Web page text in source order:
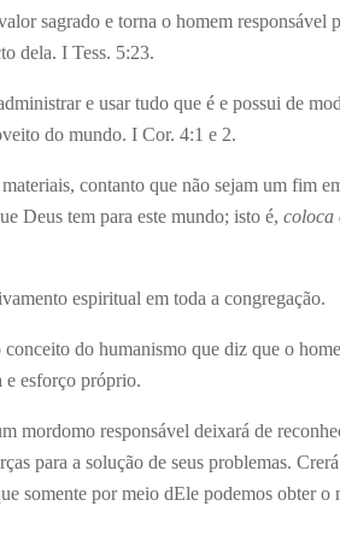
sagrado e torna o homem responsável
dela. I Tess. 5:23.
e usar tudo que é e possui de
do mundo. I Cor. 4:1 e 2.
contanto que não sejam um fim
Deus tem para este mundo; isto é, coloca
espiritual em toda a congregação.
do humanismo que diz que o
e esforço próprio.
mordomo responsável deixará de
para a solução de seus problemas.
somente por meio dEle podemos obter o